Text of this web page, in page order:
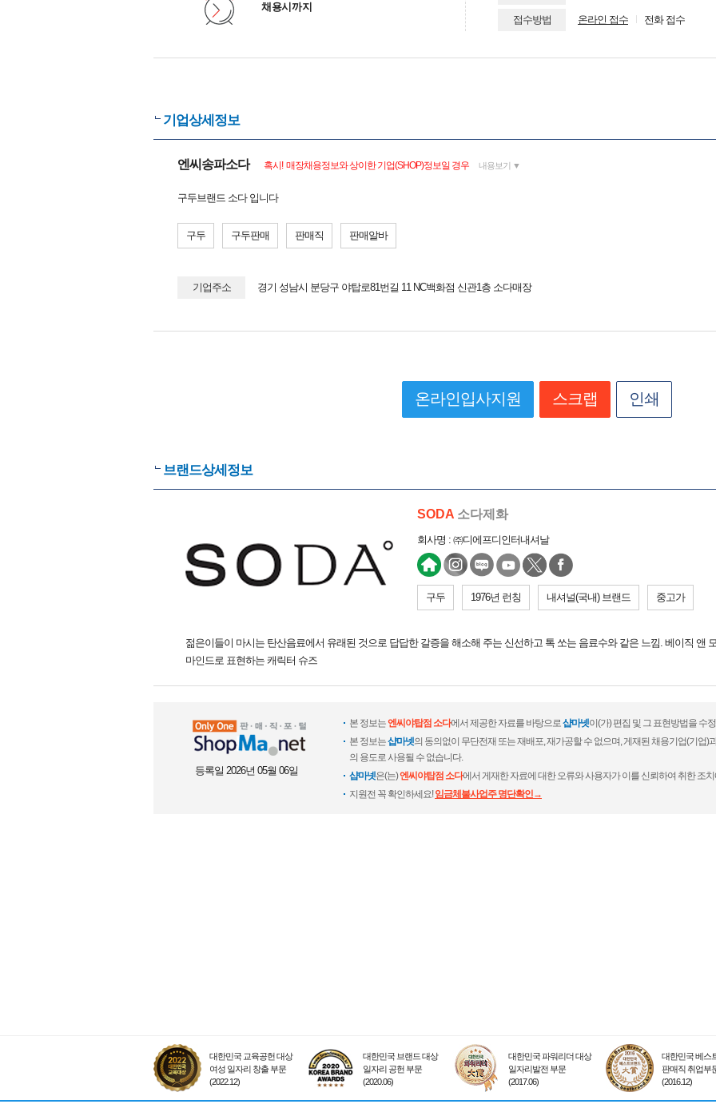
채용시까지
접수방법 온라인 접수 전화 접수
기업상세정보
엔씨송파소다 혹시! 매장채용정보와 상이한 기업(SHOP)정보일 경우 내용보기 ▼
구두브랜드 소다 입니다
구두 구두판매 판매직 판매알바
기업주소 경기 성남시 분당구 야탑로81번길 11 NC백화점 신관1층 소다매장
온라인입사지원 스크랩 인쇄
브랜드상세정보
SODA 소다제화
회사명 : ㈜디에프디인터내셔날
구두 1976년 런칭 내셔널(국내) 브랜드 중고가
젊은이들이 마시는 탄산음료에서 유래된 것으로 답답한 갈증을 해소해 주는 신선하고 톡 쏘는 음료수와 같은 느낌. 베이직 앤
마인드로 표현하는 캐릭터 슈즈
등록일 2026년 05월 06일
본 정보는엔씨야탑점 소다에서 제공한 자료를 바탕으로샵마넷이(가) 편집 및 그 표현방법을 수
본 정보는샵마넷의 동의없이 무단전재 또는 재배포, 재가공할 수 없으며, 게재된 채용기업(기업)
의 용도로 사용될 수 없습니다.
샵마넷은(는)엔씨야탑점 소다에서 게재한 자료에 대한 오류와 사용자가 이를 신뢰하여 취한 조
지원전 꼭 확인하세요!임금체불사업주 명단확인→
대한민국 교육공헌 대상
여성 일자리 창출 부문
(2022.12)
대한민국 브랜드 대상
일자리 공헌 부문
(2020.06)
대한민국 파워리더 대상
일자리발전 부문
(2017.06)
대한민국 베스
판매직 취업부
(2016.12)